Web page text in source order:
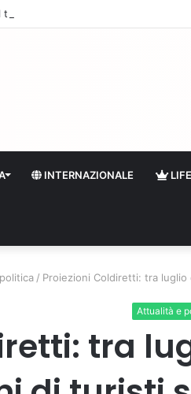
turismo a Firenze: una prima ripresa
INTERNAZIONALE
/ Proiezioni Coldiretti: tra
Attualità e
tra